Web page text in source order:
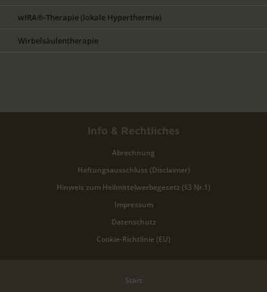
wIRA®-Therapie (lokale Hyperthermie)
Wirbelsäulentherapie
Info & Rechtliches
Abrechnung
Haftungsausschluss (Disclaimer)
Hinweis zum Heilmittelwerbegesetz (§3 Nr.1)
Impressum
Datenschutz
Cookie-Richtlinie (EU)
Start